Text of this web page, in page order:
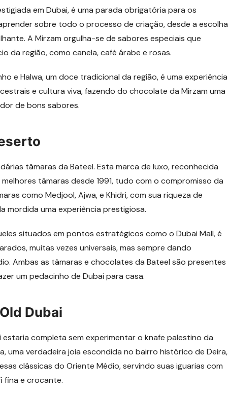
em Dubai, é uma parada obrigatória para os
sobre todo o processo de criação, desde a escolha
A Mirzam orgulha-se de sabores especiais que
da região, como canela, café árabe e rosas.
e Halwa, um doce tradicional da região, é uma experiência
e cultura viva, fazendo do chocolate da Mirzam uma
de bons sabores.
tâmaras da Bateel. Esta marca de luxo, reconhecida
tâmaras desde 1991, tudo com o compromisso da
como Medjool, Ajwa, e Khidri, com sua riqueza de
mordida uma experiência prestigiosa.
situados em pontos estratégicos como o Dubai Mall, é
muitas vezes universais, mas sempre dando
Ambas as tâmaras e chocolates da Bateel são presentes
um pedacinho de Dubai para casa.
Dubai
completa sem experimentar o knafe palestino da
uma verdadeira joia escondida no bairro histórico de Deira,
clássicas do Oriente Médio, servindo suas iguarias com
fina e crocante.